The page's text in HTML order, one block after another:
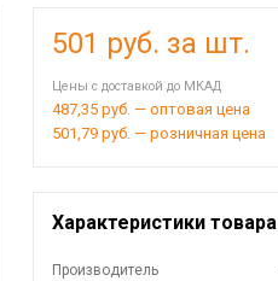
501 руб. за шт.
Цены с доставкой до МКАД
487,35 руб. — оптовая цена
501,79 руб. — розничная цена
Характеристики товара
Производитель